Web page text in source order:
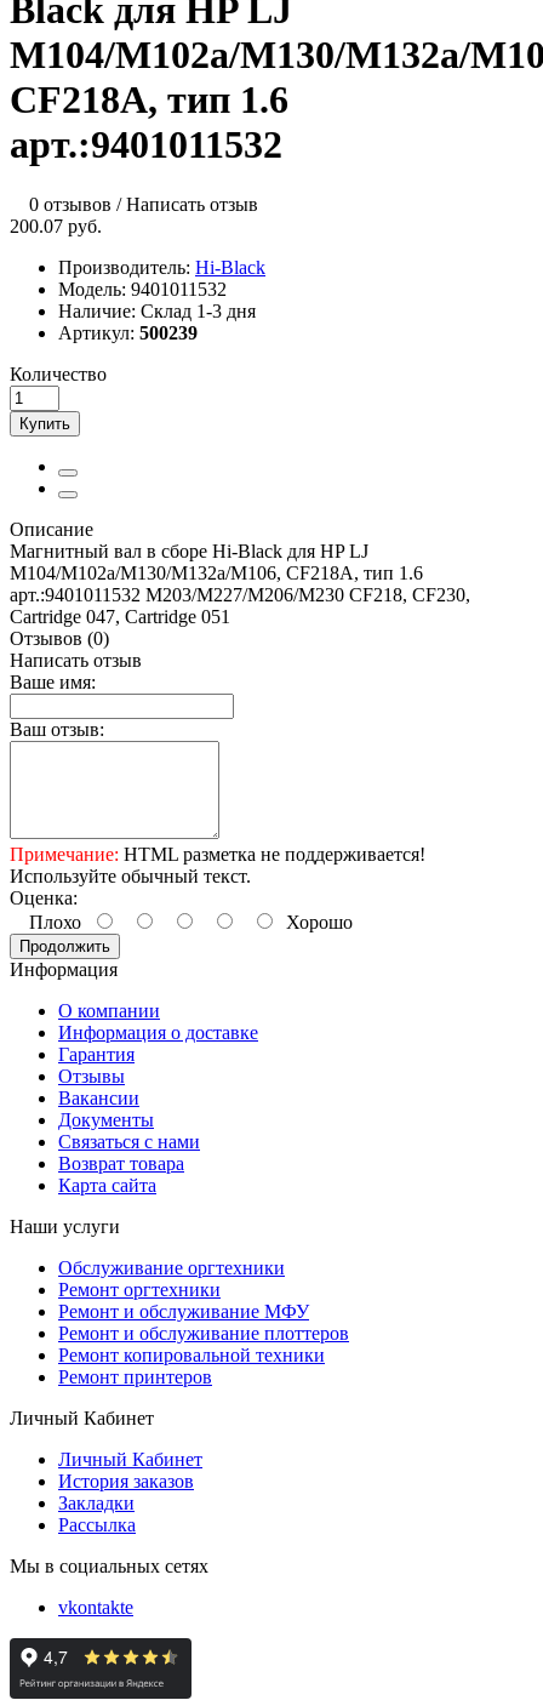
Black для HP LJ
M104/M102a/M130/M132a/
CF218A, тип 1.6
арт.:9401011532
0 отзывов /Написать отзыв
200.07 руб.
Производитель: Hi-Black
Модель: 9401011532
Наличие: Склад 1-3 дня
Артикул: 500239
Количество
Купить
Описание
Магнитный вал в сборе Hi-Black для HP LJ
M104/M102a/M130/M132a/M106, CF218A, тип 1.6
арт.:9401011532 M203/M227/M206/M230 CF218, CF230,
Cartridge 047, Cartridge 051
Отзывов (0)
Написать отзыв
Ваше имя:
Ваш отзыв:
Примечание: HTML разметка не поддерживается!
Используйте обычный текст.
Оценка:
Плохо
Хорошо
Продолжить
Информация
О компании
Информация о доставке
Гарантия
Отзывы
Вакансии
Документы
Связаться с нами
Возврат товара
Карта сайта
Наши услуги
Обслуживание оргтехники
Ремонт оргтехники
Ремонт и обслуживание МФУ
Ремонт и обслуживание плоттеров
Ремонт копировальной техники
Ремонт принтеров
Личный Кабинет
Личный Кабинет
История заказов
Закладки
Рассылка
Мы в социальных сетях
vkontakte